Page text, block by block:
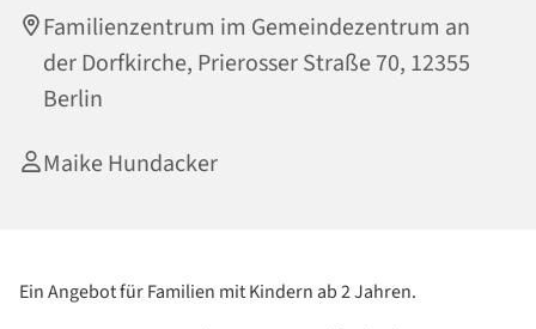
Familienzentrum im Gemeindezentrum an
der Dorfkirche, Prierosser Straße 70, 12355
Berlin
Maike Hundacker
Ein Angebot für Familien mit Kindern ab 2 Jahren.